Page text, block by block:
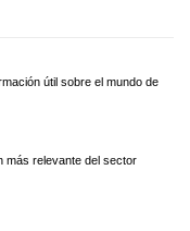
útil sobre el mundo de
más relevante del sector